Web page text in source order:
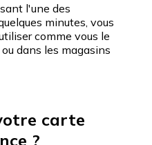
l'une des
minutes, vous
comme vous le
dans les magasins
carte
?